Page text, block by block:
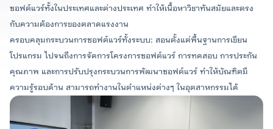
ซอฟต์แวร์ทั้งในประเทศและต่างประเทศ ทำให้เนื้อหาวิชาทันสมัยและตรง
กับความต้องการของตลาดแรงงาน
ครอบคลุมกระบวนการซอฟต์แวร์ทั้งระบบ: สอนตั้งแต่พื้นฐานการเขียน
โปรแกรม ไปจนถึงการจัดการโครงการซอฟต์แวร์ การทดสอบ การประกัน
คุณภาพ และการปรับปรุงกระบวนการพัฒนาซอฟต์แวร์ ทำให้บัณฑิตมี
ความรู้รอบด้าน สามารถทำงานในตำแหน่งต่างๆ ในอุตสาหกรรมได้
การเรียนแบบบูรณาการระหว่างการเรียนเชิงทฤษฎีใน
มหาวิทยาลัยควบคู่ไปกับการปฏิบัติงานจริงในอุตสาหกรรม
(Work Integrated Learning: WIL)
จำนวนหน่วยกิต ตลอดหลักสูตร
ไม่น้อยกว่า 125 หน่วยกิต
ภาษาที่ใช้
ภาษาต่างประเทศ (ภาษาอังกฤษ)
ระยะเวลาการศึกษา
หลักสูตรระดับปริญญาตรี หลักสูตร 4 ปี
รอบที่ 4: Direct Admission